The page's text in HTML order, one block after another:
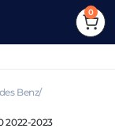
0
Benz
2022-2023